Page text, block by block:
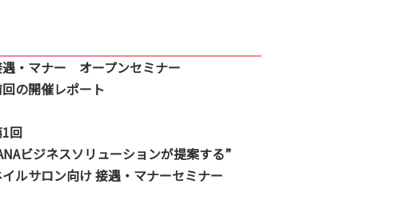
・マナー オープンセミナー
の開催レポート
回
ビジネスソリューションが提案する”
ルサロン向け 接遇・マナーセミナー